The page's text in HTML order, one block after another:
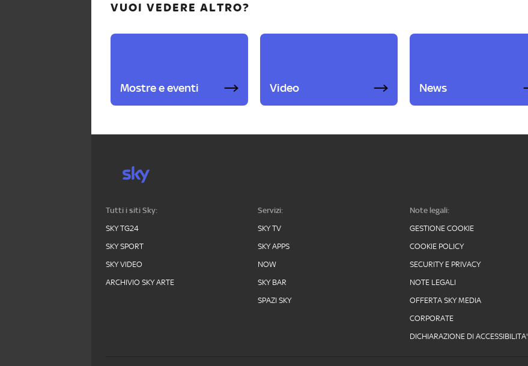
VUOI VEDERE ALTRO?
Mostre e eventi Video News
Tutti i siti Sky:
SKY TG24
SKY SPORT
SKY VIDEO
ARCHIVIO SKY ARTE
Servizi:
SKY TV
SKY APPS
NOW
SKY BAR
SPAZI SKY
Note legali:
GESTIONE COOKIE
COOKIE POLICY
SECURITY E PRIVACY
NOTE LEGALI
OFFERTA SKY MEDIA
CORPORATE
DICHIARAZIONE DI ACCESSIBILITA'